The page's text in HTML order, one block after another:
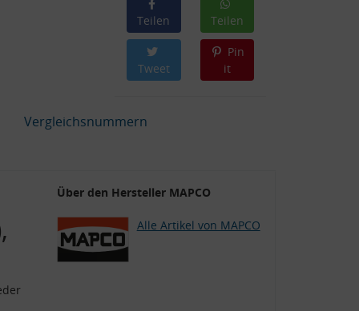
Teilen Teilen
Tweet
Pin
it
Vergleichsnummern
Über den Hersteller MAPCO
Alle Artikel von MAPCO